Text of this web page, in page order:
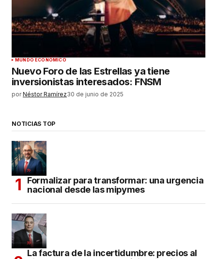
MUNDO ECONÓMICO
Nuevo Foro de las Estrellas ya tiene
inversionistas interesados: FNSM
por Néstor Ramírez30 de junio de 2025
NOTICIAS TOP
Formalizar para transformar: una urgencia
nacional desde las mipymes
La factura de la incertidumbre: precios al